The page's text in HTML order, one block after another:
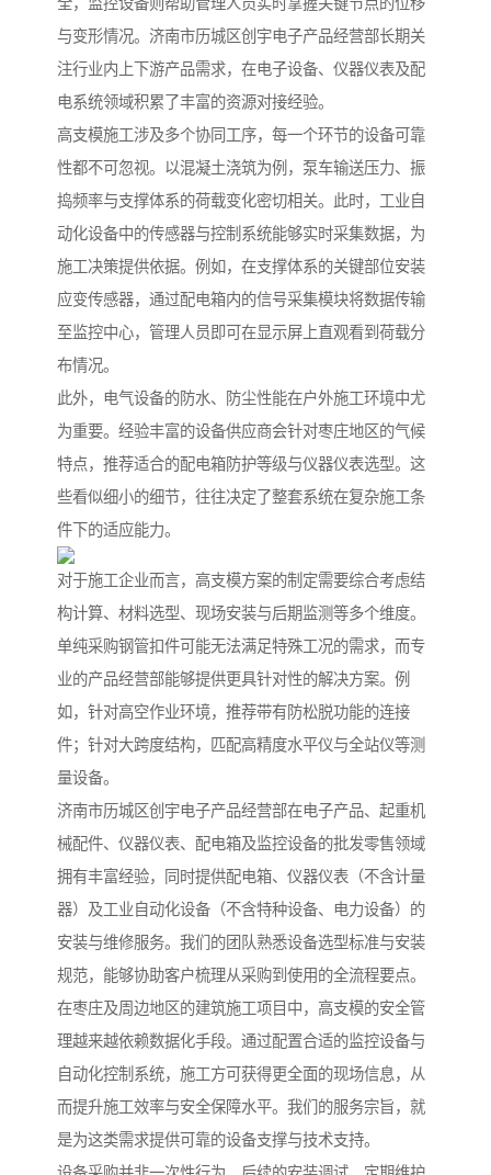
全，监控设备则帮助管理人员实时掌握关键节点的位移
与变形情况。济南市历城区创宇电子产品经营部长期关
注行业内上下游产品需求，在电子设备、仪器仪表及配
电系统领域积累了丰富的资源对接经验。
高支模施工涉及多个协同工序，每一个环节的设备可靠
性都不可忽视。以混凝土浇筑为例，泵车输送压力、振
捣频率与支撑体系的荷载变化密切相关。此时，工业自
动化设备中的传感器与控制系统能够实时采集数据，为
施工决策提供依据。例如，在支撑体系的关键部位安装
应变传感器，通过配电箱内的信号采集模块将数据传输
至监控中心，管理人员即可在显示屏上直观看到荷载分
布情况。
此外，电气设备的防水、防尘性能在户外施工环境中尤
为重要。经验丰富的设备供应商会针对枣庄地区的气候
特点，推荐适合的配电箱防护等级与仪器仪表选型。这
些看似细小的细节，往往决定了整套系统在复杂施工条
件下的适应能力。
对于施工企业而言，高支模方案的制定需要综合考虑结
构计算、材料选型、现场安装与后期监测等多个维度。
单纯采购钢管扣件可能无法满足特殊工况的需求，而专
业的产品经营部能够提供更具针对性的解决方案。例
如，针对高空作业环境，推荐带有防松脱功能的连接
件；针对大跨度结构，匹配高精度水平仪与全站仪等测
量设备。
济南市历城区创宇电子产品经营部在电子产品、起重机
械配件、仪器仪表、配电箱及监控设备的批发零售领域
拥有丰富经验，同时提供配电箱、仪器仪表（不含计量
器）及工业自动化设备（不含特种设备、电力设备）的
安装与维修服务。我们的团队熟悉设备选型标准与安装
规范，能够协助客户梳理从采购到使用的全流程要点。
在枣庄及周边地区的建筑施工项目中，高支模的安全管
理越来越依赖数据化手段。通过配置合适的监控设备与
自动化控制系统，施工方可获得更全面的现场信息，从
而提升施工效率与安全保障水平。我们的服务宗旨，就
是为这类需求提供可靠的设备支撑与技术支持。